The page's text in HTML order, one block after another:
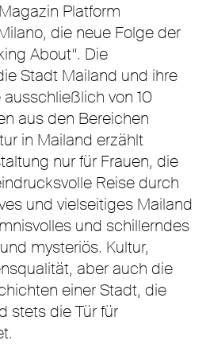
Platform
die neue Folge der
About“. Die
Stadt Mailand und ihre
von 10
aus den Bereichen
in Mailand erzählt
nur für Frauen, die
Reise durch
und vielseitiges Mailand
und schillerndes
mysteriös. Kultur,
aber auch die
einer Stadt, die
stets die Tür für